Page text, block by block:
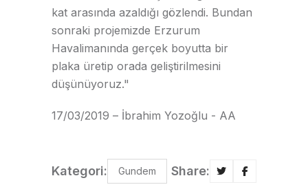
kat arasında azaldığı gözlendi. Bundan
sonraki projemizde Erzurum
Havalimanında gerçek boyutta bir
plaka üretip orada geliştirilmesini
düşünüyoruz."
17/03/2019 – İbrahim Yozoğlu - AA
Kategori: Gundem Share: